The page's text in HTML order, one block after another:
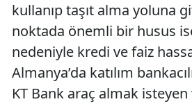
kullanıp taşıt alma yoluna
noktada önemli bir husus
nedeniyle kredi ve faiz
Almanya’da katılım
KT Bank araç almak